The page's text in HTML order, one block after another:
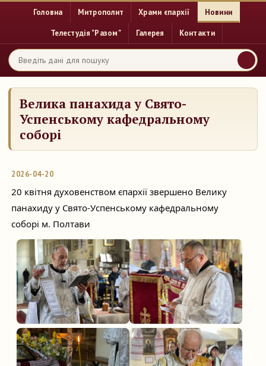
Головна Митрополит Храми єпархії Новини
Телестудія "Разом" Галерея Контакти
Велика панахида у Свято-
Успенському кафедральному
соборі
2026-04-20
20 квітня духовенством єпархії звершено Велику
панахиду у Свято-Успенському кафедральному
соборі м. Полтави